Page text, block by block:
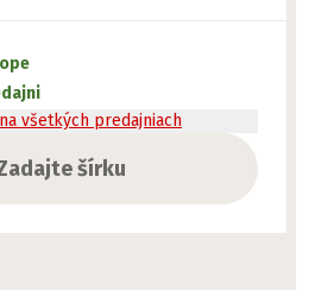
šírku
všetkých predajniach